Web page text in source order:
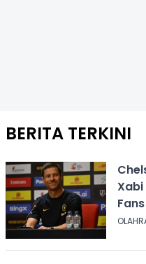
BERITA TERKINI